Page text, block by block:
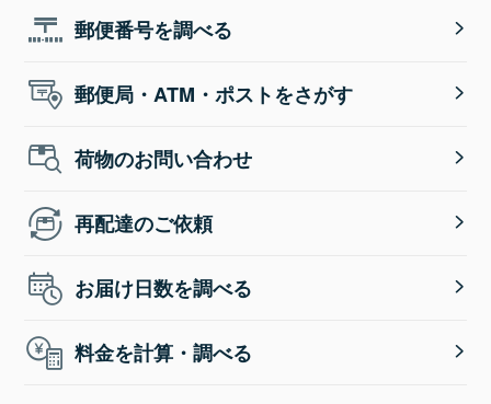
郵便番号を調べる
郵便局・ATM・ポストをさがす
荷物のお問い合わせ
再配達のご依頼
お届け日数を調べる
料金を計算・調べる